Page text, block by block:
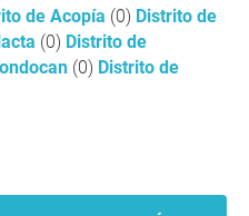
de Acopía (0) Distrito de
(0) Distrito de
(0) Distrito de